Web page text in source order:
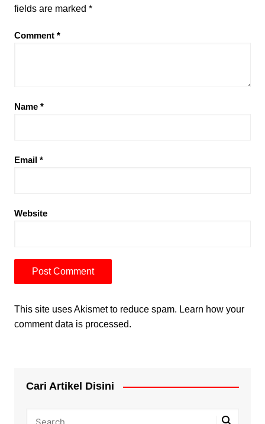
fields are marked *
Comment *
Name *
Email *
Website
This site uses Akismet to reduce spam. Learn how your
comment data is processed.
Cari Artikel Disini